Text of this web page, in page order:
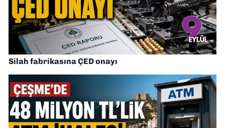
Silah fabrikasına ÇED onayı